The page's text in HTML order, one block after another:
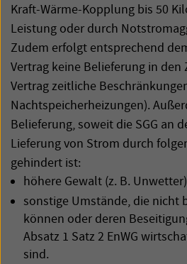
Kraft-Wärme-Kopplung bis 50
Leistung oder durch
Zudem erfolgt entsprechend
Vertrag keine Belieferung in den
Vertrag zeitliche
Nachtspeicherheizungen).
Belieferung, soweit die SGG an
Lieferung von Strom durch
gehindert ist:
höhere Gewalt (z. B.
sonstige Umstände, die nicht
können oder deren
Absatz 1 Satz 2 EnWG
sind.